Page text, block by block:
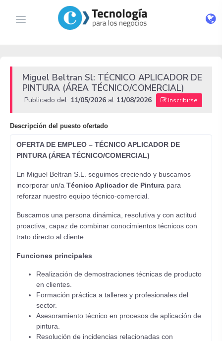
Miguel Beltran Sl: TÉCNICO APLICADOR DE
PINTURA (ÁREA TÉCNICO/COMERCIAL)
Publicado del: 11/05/2026 al 11/08/2026 Inscribirse
Descripción del puesto ofertado
OFERTA DE EMPLEO – TÉCNICO APLICADOR DE
PINTURA (ÁREA TÉCNICO/COMERCIAL)
En Miguel Beltran S.L. seguimos creciendo y buscamos
incorporar un/a Técnico Aplicador de Pintura para
reforzar nuestro equipo técnico-comercial.
Buscamos una persona dinámica, resolutiva y con actitud
proactiva, capaz de combinar conocimientos técnicos con
trato directo al cliente.
Funciones principales
Realización de demostraciones técnicas de producto
en clientes.
Formación práctica a talleres y profesionales del
sector.
Asesoramiento técnico en procesos de aplicación de
pintura.
Resolución de incidencias relacionadas con